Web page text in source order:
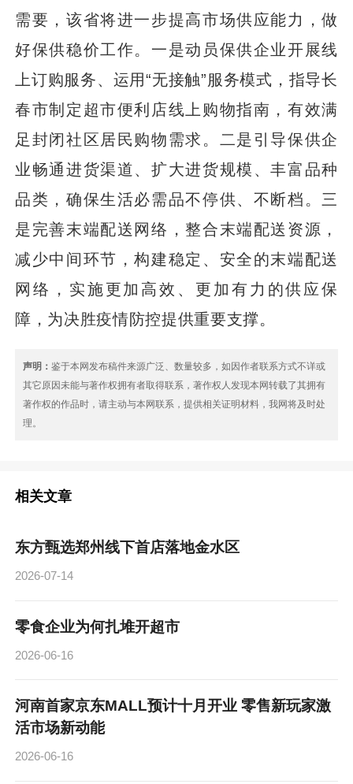
需要，该省将进一步提高市场供应能力，做
好保供稳价工作。一是动员保供企业开展线
上订购服务、运用“无接触”服务模式，指导长
春市制定超市便利店线上购物指南，有效满
足封闭社区居民购物需求。二是引导保供企
业畅通进货渠道、扩大进货规模、丰富品种
品类，确保生活必需品不停供、不断档。三
是完善末端配送网络，整合末端配送资源，
减少中间环节，构建稳定、安全的末端配送
网络，实施更加高效、更加有力的供应保
障，为决胜疫情防控提供重要支撑。
声明：鉴于本网发布稿件来源广泛、数量较多，如因作者联系方式不详或
其它原因未能与著作权拥有者取得联系，著作权人发现本网转载了其拥有
著作权的作品时，请主动与本网联系，提供相关证明材料，我网将及时处
理。
相关文章
东方甄选郑州线下首店落地金水区
2026-07-14
零食企业为何扎堆开超市
2026-06-16
河南首家京东MALL预计十月开业 零售新玩家激
活市场新动能
2026-06-16